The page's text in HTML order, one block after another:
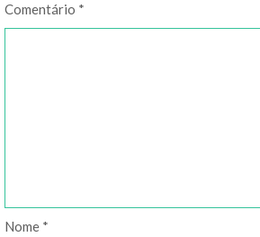
Comentário *
Nome *